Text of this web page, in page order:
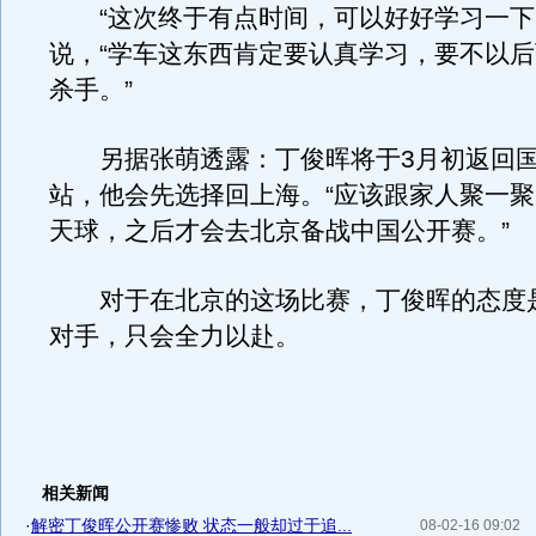
“这次终于有点时间，可以好好学习一下
说，“学车这东西肯定要认真学习，要不以
杀手。”
另据张萌透露：丁俊晖将于3月初返回
站，他会先选择回上海。“应该跟家人聚一
天球，之后才会去北京备战中国公开赛。”
对于在北京的这场比赛，丁俊晖的态度
对手，只会全力以赴。
相关新闻
08-02-16 09:02
·解密丁俊晖公开赛惨败 状态一般却过于追...